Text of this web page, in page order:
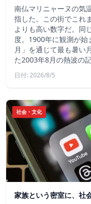
南仏マリニャーヌの気
指した。この街でこれ
よりも高い数字だ。同
度。1900年に観測が
月」を通じて最も暑い
た2003年8月の熱波の
日付: 2026/8/5
社会・文化
家族という密室に、社